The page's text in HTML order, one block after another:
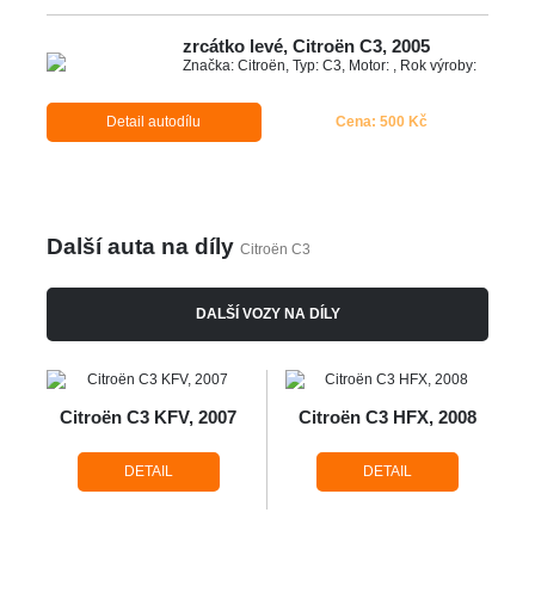
zrcátko levé, Citroën C3, 2005
Značka: Citroën, Typ: C3, Motor: , Rok výroby:
Detail autodílu Cena: 500 Kč
Další auta na díly Citroën C3
DALŠÍ VOZY NA DÍLY
Citroën C3 KFV, 2007
DETAIL
Citroën C3 HFX, 2008
DETAIL